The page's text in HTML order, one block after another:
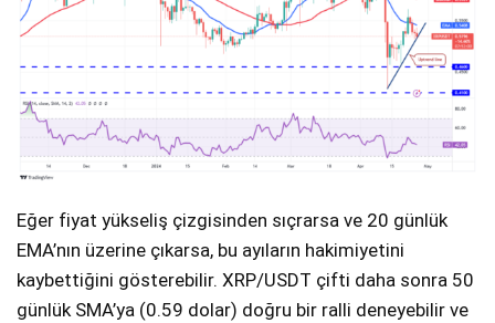
Eğer fiyat yükseliş çizgisinden sıçrarsa ve 20 günlük
EMA’nın üzerine çıkarsa, bu ayıların hakimiyetini
kaybettiğini gösterebilir. XRP/USDT çifti daha sonra 50
günlük SMA’ya (0.59 dolar) doğru bir ralli deneyebilir ve